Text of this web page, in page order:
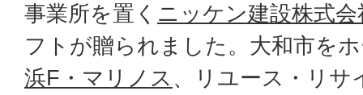
事業所を置く ニッケン建設株式会
フトが贈られました。大和市を
浜F・マリノス 、リユース・リサ